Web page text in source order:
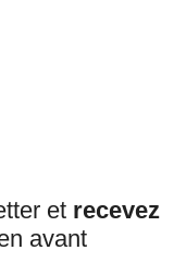
et recevez
avant